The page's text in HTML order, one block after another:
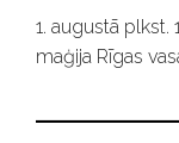
1. augustā plkst.
maģija Rīgas